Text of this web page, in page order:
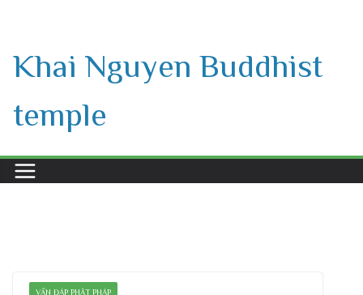
content
Khai Nguyen Buddhist
temple
VẤN ĐÁP PHẬT PHÁP